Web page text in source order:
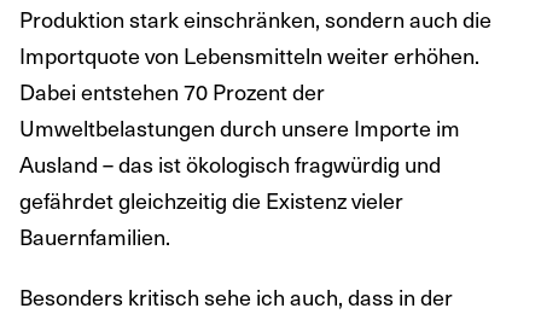
Produktion stark einschränken, sondern auch die
Importquote von Lebensmitteln weiter erhöhen.
Dabei entstehen 70 Prozent der
Umweltbelastungen durch unsere Importe im
Ausland – das ist ökologisch fragwürdig und
gefährdet gleichzeitig die Existenz vieler
Bauernfamilien.
Besonders kritisch sehe ich auch, dass in der